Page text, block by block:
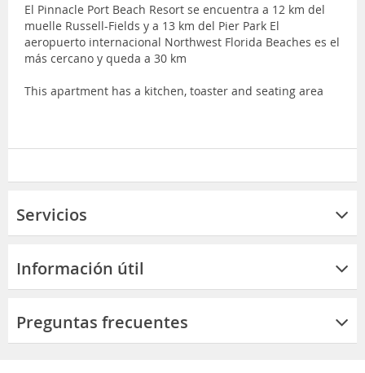
El Pinnacle Port Beach Resort se encuentra a 12 km del
muelle Russell-Fields y a 13 km del Pier Park El
aeropuerto internacional Northwest Florida Beaches es el
más cercano y queda a 30 km
This apartment has a kitchen, toaster and seating area
Servicios
Información útil
Preguntas frecuentes